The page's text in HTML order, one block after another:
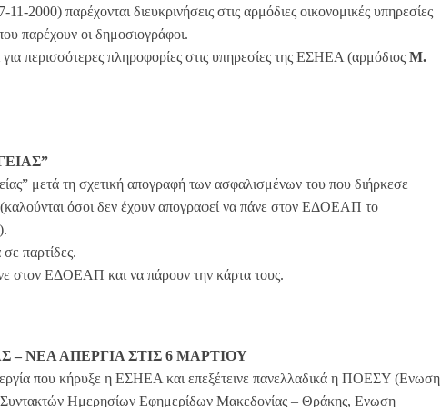
παρέχονται διευκρινήσεις στις αρμόδιες οικονομικές υπηρεσίες
παρέχουν οι δημοσιογράφοι.
περισσότερες πληροφορίες στις υπηρεσίες της ΕΣΗΕΑ (αρμόδιος Μ.
μετά τη σχετική απογραφή των ασφαλισμένων του που διήρκεσε
(καλούνται όσοι δεν έχουν απογραφεί να πάνε στον ΕΔΟΕΑΠ το
παρτίδες.
στον ΕΔΟΕΑΠ και να πάρουν την κάρτα τους.
– ΝΕΑ ΑΠΕΡΓΙΑ ΣΤΙΣ 6 ΜΑΡΤΙΟΥ
που κήρυξε η ΕΣΗΕΑ και επεξέτεινε πανελλαδικά η ΠΟΕΣΥ (Ενωση
Ημερησίων Εφημερίδων Μακεδονίας – Θράκης, Ενωση